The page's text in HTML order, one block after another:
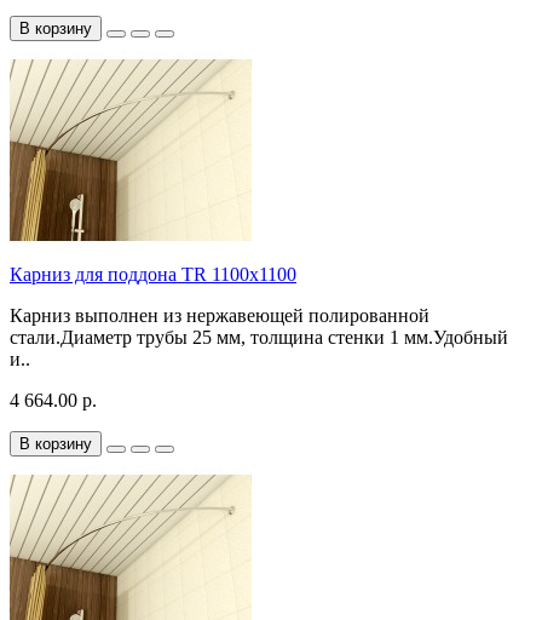
В корзину
Карниз для поддона TR 1100х1100
Карниз выполнен из нержавеющей полированной
стали.Диаметр трубы 25 мм, толщина стенки 1 мм.Удобный
и..
4 664.00 р.
В корзину